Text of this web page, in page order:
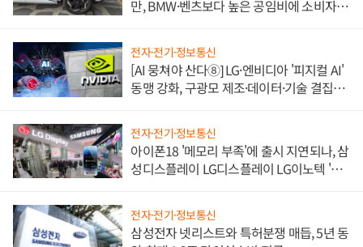
만, BMW·벤츠보다 높은 공임비에 소비자
전자·전기·정보통신
[AI 뭉쳐야 산다⑧] LG·엔비디아 '피지컬 AI'
동맹 강화, 구광모 제조·데이터·기술 결집
전자·전기·정보통신
아이폰18 '메모리 부족'에 출시 지연되나, 삼
성디스플레이 LG디스플레이 LG이노텍 '탈
전자·전기·정보통신
삼성전자 넷리스트와 특허분쟁 매듭, 5년 동